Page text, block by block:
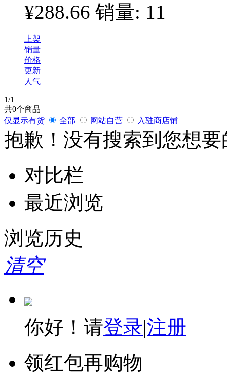
¥288.66 销量: 11
上架
销量
价格
更新
人气
1/1
共0个商品
仅显示有货
全部 网站自营 入驻商店铺
抱歉！没有搜索到您想
对比栏
最近浏览
浏览历史
清空
你好！请登录|注册
领红包再购物